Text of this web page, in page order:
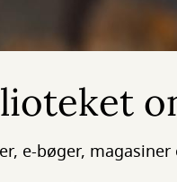
e-bøger,